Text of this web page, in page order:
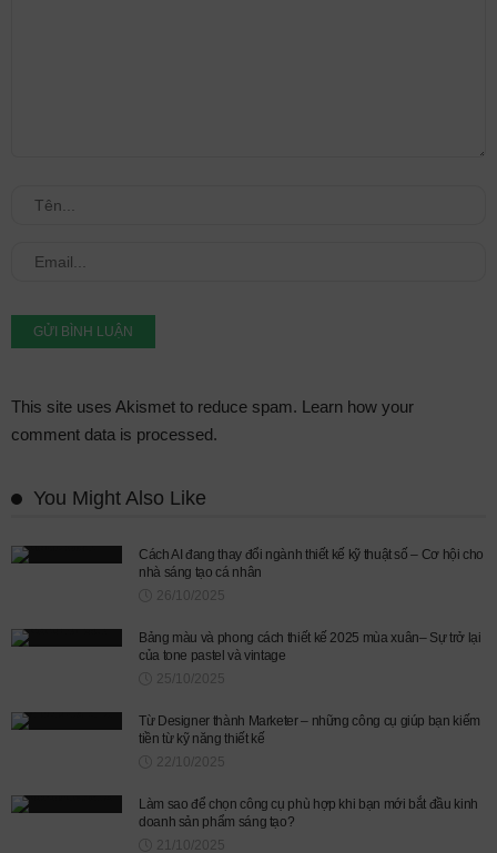
This site uses Akismet to reduce spam. Learn how your
comment data is processed.
You Might Also Like
Cách AI đang thay đổi ngành thiết kế kỹ thuật số – Cơ hội cho
nhà sáng tạo cá nhân
26/10/2025
Bảng màu và phong cách thiết kế 2025 mùa xuân– Sự trở lại
của tone pastel và vintage
25/10/2025
Từ Designer thành Marketer – những công cụ giúp bạn kiếm
tiền từ kỹ năng thiết kế
22/10/2025
Làm sao để chọn công cụ phù hợp khi bạn mới bắt đầu kinh
doanh sản phẩm sáng tạo?
21/10/2025